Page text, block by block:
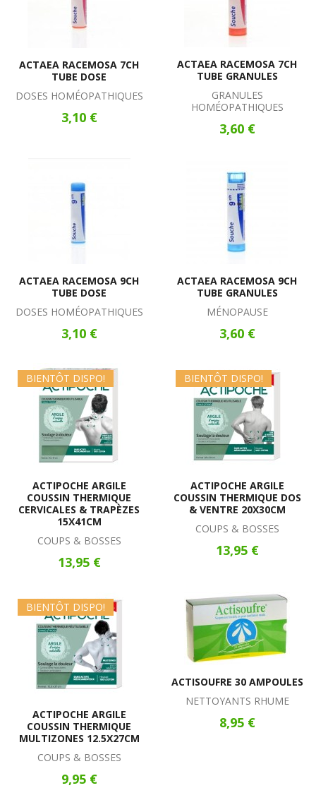
ACTAEA RACEMOSA 7CH
TUBE DOSE
DOSES HOMÉOPATHIQUES
3,10 €
ACTAEA RACEMOSA 7CH
TUBE GRANULES
GRANULES
HOMÉOPATHIQUES
3,60 €
ACTAEA RACEMOSA 9CH
TUBE DOSE
DOSES HOMÉOPATHIQUES
3,10 €
ACTAEA RACEMOSA 9CH
TUBE GRANULES
MÉNOPAUSE
3,60 €
BIENTÔT DISPO!
ACTIPOCHE ARGILE
COUSSIN THERMIQUE
CERVICALES & TRAPÈZES
15X41CM
COUPS & BOSSES
13,95 €
BIENTÔT DISPO!
ACTIPOCHE ARGILE
COUSSIN THERMIQUE DOS
& VENTRE 20X30CM
COUPS & BOSSES
13,95 €
BIENTÔT DISPO!
ACTIPOCHE ARGILE
COUSSIN THERMIQUE
MULTIZONES 12.5X27CM
COUPS & BOSSES
9,95 €
ACTISOUFRE 30 AMPOULES
NETTOYANTS RHUME
8,95 €